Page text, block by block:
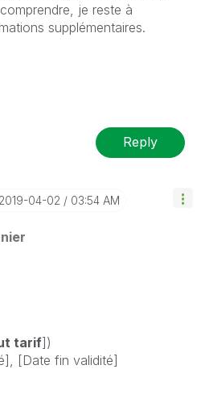
je reste à
supplémentaires.
Reply
‎2019-04-02 03:54 AM
tarif])
[Date fin validité]